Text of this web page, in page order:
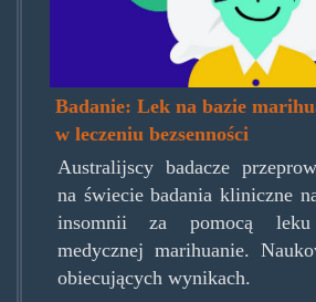
Badanie: Lek na bazie
w leczeniu bezsenności
Australijscy badacze
na świecie badania kliniczne
insomnii za pomocą
medycznej marihuanie.
obiecujących wynikach.